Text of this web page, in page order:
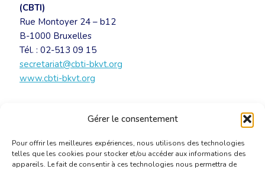
Gérer le consentement
Pour offrir les meilleures expériences, nous utilisons des technologies
telles que les cookies pour stocker et/ou accéder aux informations des
appareils. Le fait de consentir à ces technologies nous permettra de
(CBTI)
Rue Montoyer 24 – b12
B-1000 Bruxelles
Tél. : 02-513 09 15
secretariat@cbti-bkvt.org
www.cbti-bkvt.org
Guillaume DENEUFBOURG (Président) : +32 475 65 74
president@cbti-bkvt.org